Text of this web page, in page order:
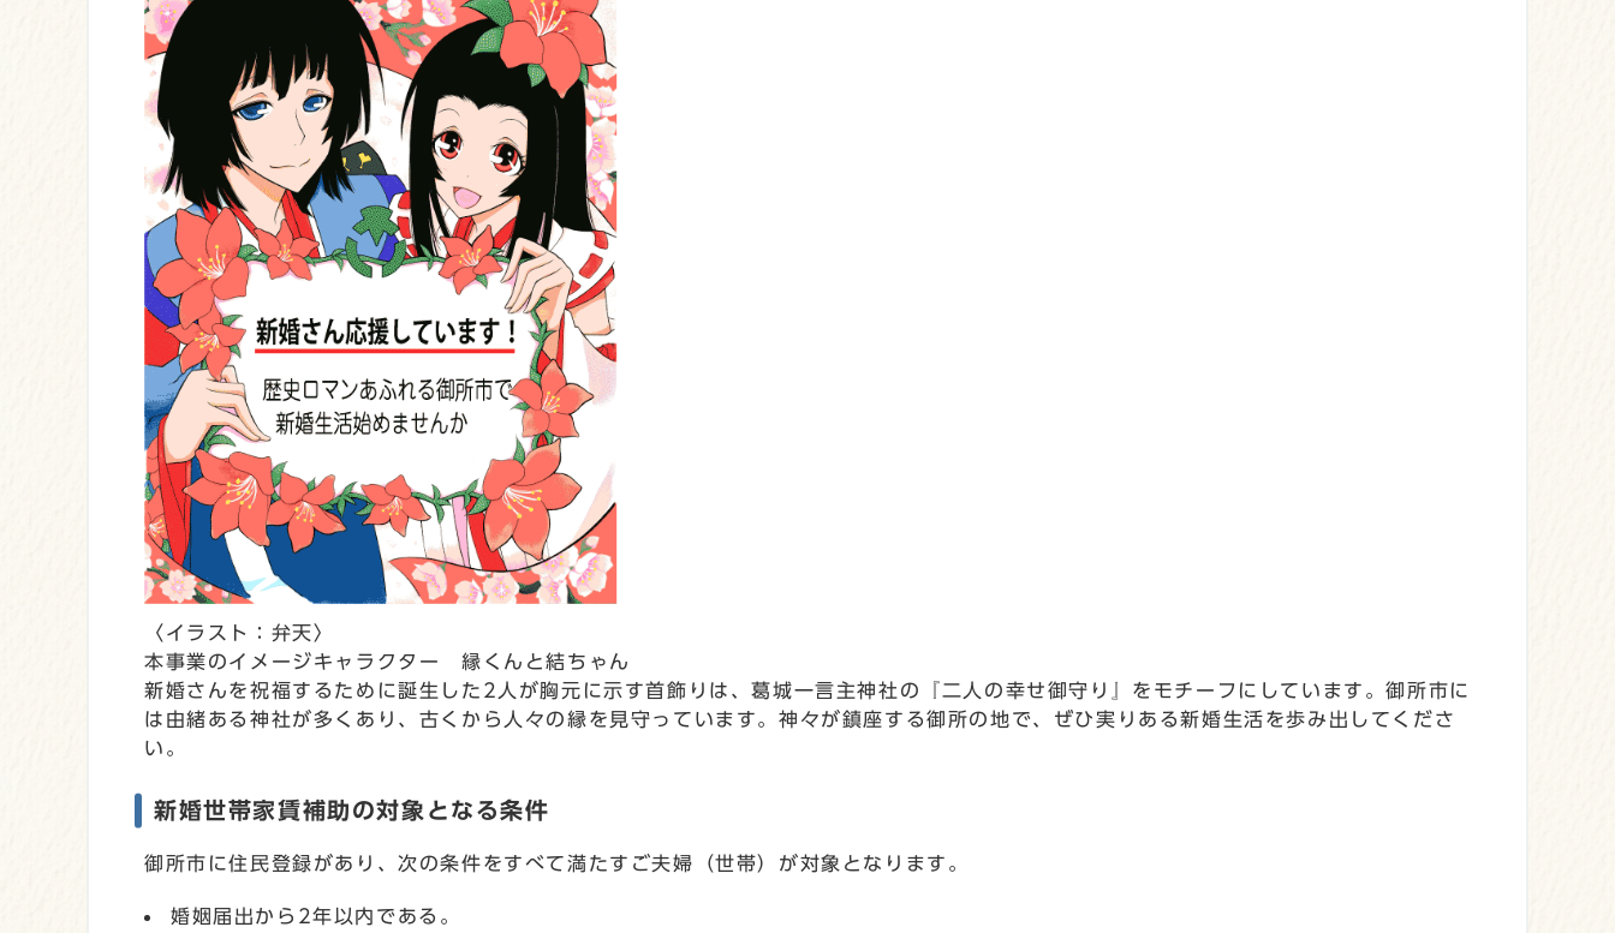
〈イラスト：弁天〉
本事業のイメージキャラクター 縁くんと結ちゃん
新婚さんを祝福するために誕生した2人が胸元に示す首飾りは、葛城一言主神社の『二人の幸せ御守り』をモチーフにしています。御所市に
は由緒ある神社が多くあり、古くから人々の縁を見守っています。神々が鎮座する御所の地で、ぜひ実りある新婚生活を歩み出してくださ
い。
新婚世帯家賃補助の対象となる条件
御所市に住民登録があり、次の条件をすべて満たすご夫婦（世帯）が対象となります。
婚姻届出から2年以内である。